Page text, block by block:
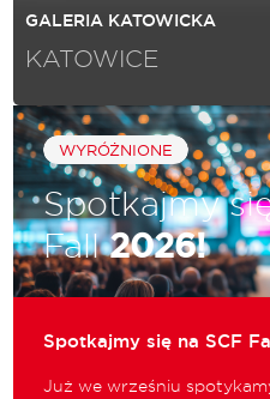
GALERIA KATOWICKA
KATOWICE
WYRÓŻNIONE
Spotkajmy
Fall2026!
Spotkajmy się na SCF
Już we wrześniu